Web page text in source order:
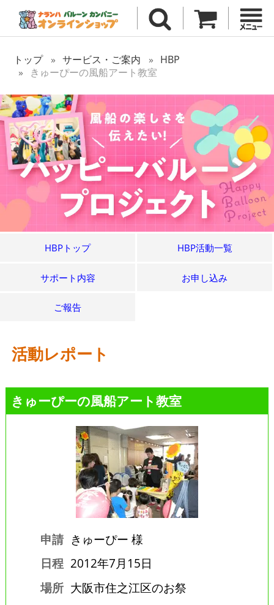
トップ サービス・ご案内
HBP
きゅーぴーの風船アート教室
HBPトップ HBP活動一覧
サポート内容 お申し込み
ご報告
活動レポート
きゅーぴーの風船アート教室
申請 きゅーぴー 様
日程 2012年7月15日
場所 大阪市住之江区のお祭